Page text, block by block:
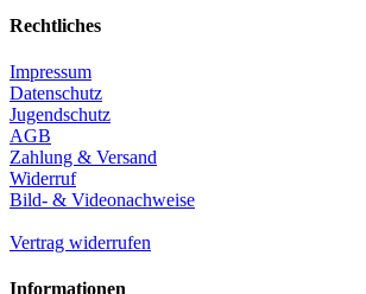
Rechtliches
Impressum
Datenschutz
Jugendschutz
AGB
Zahlung & Versand
Widerruf
Bild- & Videonachweise
Vertrag widerrufen
Informationen